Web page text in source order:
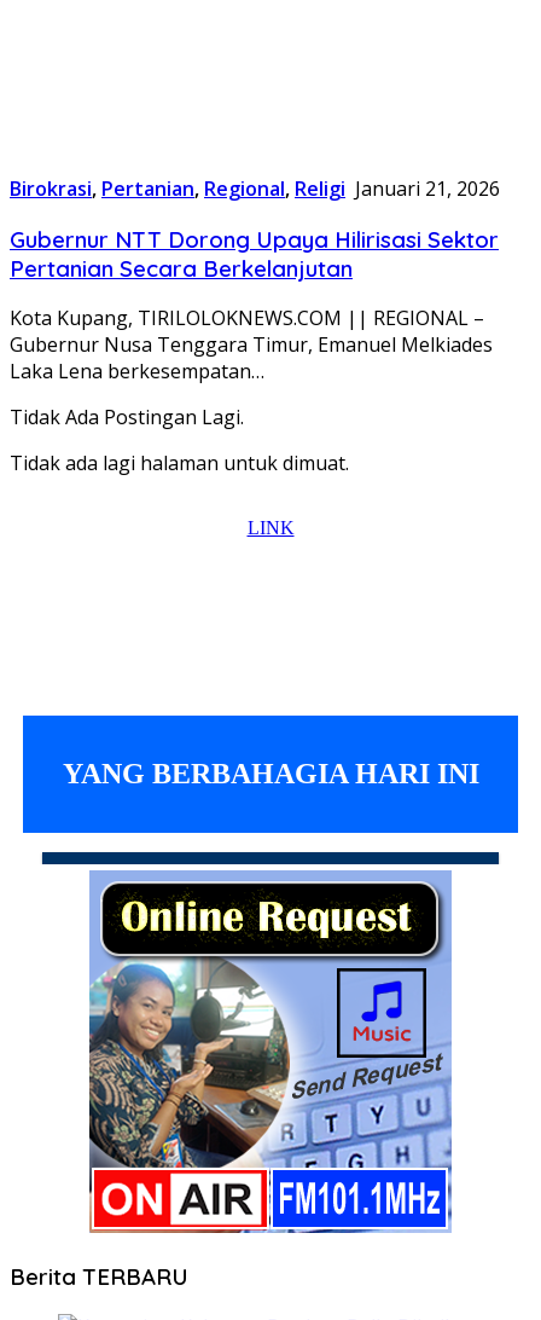
Birokrasi, Pertanian, Regional, Religi Januari 21, 2026
Gubernur NTT Dorong Upaya Hilirisasi Sektor
Pertanian Secara Berkelanjutan
Kota Kupang, TIRILOLOKNEWS.COM || REGIONAL –
Gubernur Nusa Tenggara Timur, Emanuel Melkiades
Laka Lena berkesempatan…
Tidak Ada Postingan Lagi.
Tidak ada lagi halaman untuk dimuat.
Berita TERBARU